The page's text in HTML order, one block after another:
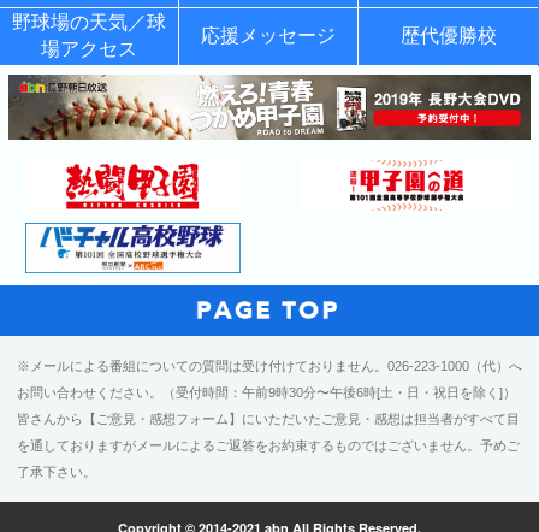
野球場の天気／球
場アクセス
応援メッセージ 歴代優勝校
※メールによる番組についての質問は受け付けておりません。026-223-1000（代）へ
お問い合わせください。（受付時間：午前9時30分〜午後6時[土・日・祝日を除く]）
皆さんから【ご意見・感想フォーム】にいただいたご意見・感想は担当者がすべて目
を通しておりますがメールによるご返答をお約束するものではございません。予めご
了承下さい。
Copyright © 2014-2021 abn All Rights Reserved.